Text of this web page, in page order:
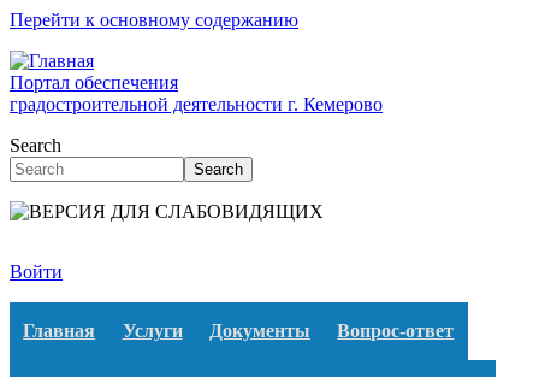
Перейти к основному содержанию
Портал обеспечения
градостроительной деятельности г. Кемерово
Search
Search
Войти
Главная Услуги Документы Вопрос-ответ